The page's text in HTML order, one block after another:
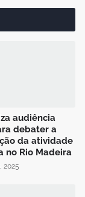
audiência
debater a
da atividade
no Rio Madeira
2025